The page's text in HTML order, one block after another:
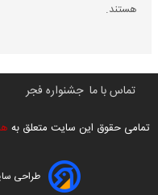
هستند.
تماس با ما جشنواره فجر
تمامی حقوق این سایت متعلق به
طراحی